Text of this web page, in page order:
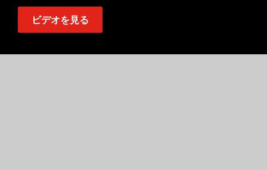
ビデオを見る